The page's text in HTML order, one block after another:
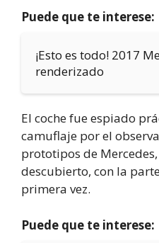
Puede que te interese:
¡Esto es todo! 2017
renderizado
El coche fue espiado
camuflaje por el
prototipos de
descubierto, con la
primera vez.
Puede que te interese: